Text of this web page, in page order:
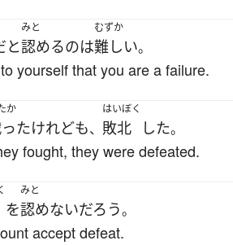
と
みと
認めるのは
むずか
難しい。
yourself that you are a failure.
か
たけれども、
はいぼく
敗北 した。
fought, they were defeated.
を
みと
認めないだろう。
accept defeat.